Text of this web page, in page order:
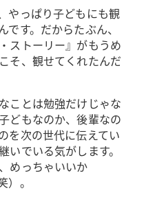
やっぱり子どもにも観
す。だからたぶん、
ストーリー』がもうめ
そ、観せてくれたんだ
ことは勉強だけじゃな
どもなのか、後輩なの
を次の世代に伝えてい
いでいる気がします。
めっちゃいいか
。